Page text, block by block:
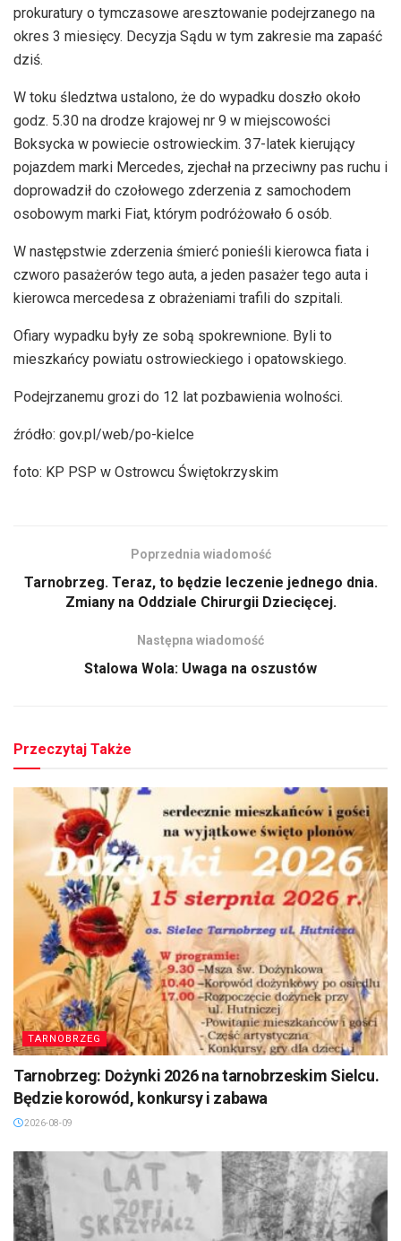
prokuratury o tymczasowe aresztowanie podejrzanego na
okres 3 miesięcy. Decyzja Sądu w tym zakresie ma zapaść
dziś.
W toku śledztwa ustalono, że do wypadku doszło około
godz. 5.30 na drodze krajowej nr 9 w miejscowości
Boksycka w powiecie ostrowieckim. 37-latek kierujący
pojazdem marki Mercedes, zjechał na przeciwny pas ruchu i
doprowadził do czołowego zderzenia z samochodem
osobowym marki Fiat, którym podróżowało 6 osób.
W następstwie zderzenia śmierć ponieśli kierowca fiata i
czworo pasażerów tego auta, a jeden pasażer tego auta i
kierowca mercedesa z obrażeniami trafili do szpitali.
Ofiary wypadku były ze sobą spokrewnione. Byli to
mieszkańcy powiatu ostrowieckiego i opatowskiego.
Podejrzanemu grozi do 12 lat pozbawienia wolności.
źródło: gov.pl/web/po-kielce
foto: KP PSP w Ostrowcu Świętokrzyskim
Poprzednia wiadomość
Tarnobrzeg. Teraz, to będzie leczenie jednego dnia.
Zmiany na Oddziale Chirurgii Dziecięcej.
Następna wiadomość
Stalowa Wola: Uwaga na oszustów
Przeczytaj Także
TARNOBRZEG
Tarnobrzeg: Dożynki 2026 na tarnobrzeskim Sielcu.
Będzie korowód, konkursy i zabawa
2026-08-09